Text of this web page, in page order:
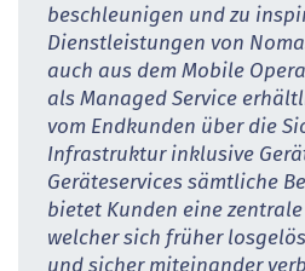
beschleunigen und zu
Dienstleistungen von
auch aus dem Mobile
als Managed Service
vom Endkunden über die
Infrastruktur inklusive
Geräteservices sämtliche
bietet Kunden eine
welcher sich früher
und sicher miteinander